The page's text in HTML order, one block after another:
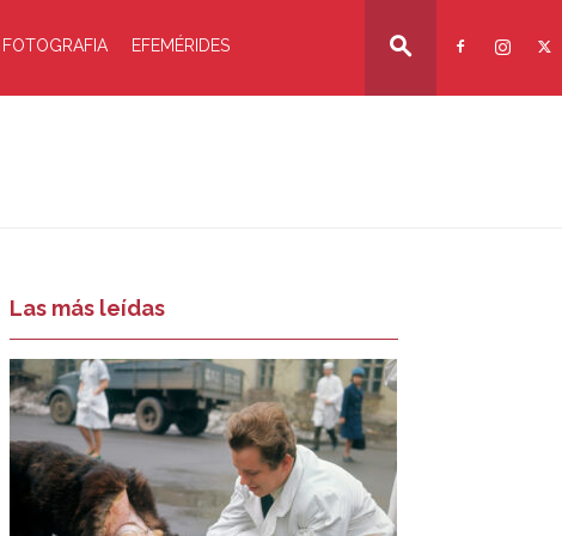
FOTOGRAFIA EFEMÉRIDES
Las más leídas